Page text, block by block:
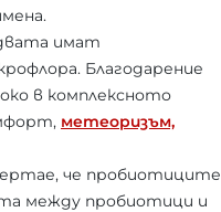
имат
Благодарение
в комплексното
метеоризъм,
че пробиотиците
между пробиотици и